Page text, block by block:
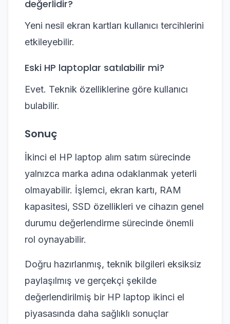
değerlidir?
Yeni nesil ekran kartları kullanıcı tercihlerini
etkileyebilir.
Eski HP laptoplar satılabilir mi?
Evet. Teknik özelliklerine göre kullanıcı
bulabilir.
Sonuç
İkinci el HP laptop alım satım sürecinde
yalnızca marka adına odaklanmak yeterli
olmayabilir. İşlemci, ekran kartı, RAM
kapasitesi, SSD özellikleri ve cihazın genel
durumu değerlendirme sürecinde önemli
rol oynayabilir.
Doğru hazırlanmış, teknik bilgileri eksiksiz
paylaşılmış ve gerçekçi şekilde
değerlendirilmiş bir HP laptop ikinci el
piyasasında daha sağlıklı sonuçlar